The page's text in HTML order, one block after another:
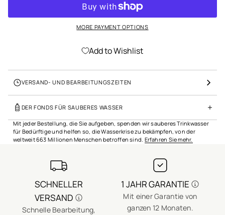
MORE PAYMENT OPTIONS
Add to Wishlist
VERSAND- UND BEARBEITUNGSZEITEN
DER FONDS FÜR SAUBERES WASSER
Mit jeder Bestellung, die Sie aufgeben, spenden wir sauberes Trinkwasser
für Bedürftige und helfen so, die Wasserkrise zu bekämpfen, von der
weltweit 663 Millionen Menschen betroffen sind. Erfahren Sie mehr.
SCHNELLER
VERSAND
Schnelle Bearbeitung,
1 JAHR GARANTIE
Mit einer Garantie von
ganzen 12 Monaten.